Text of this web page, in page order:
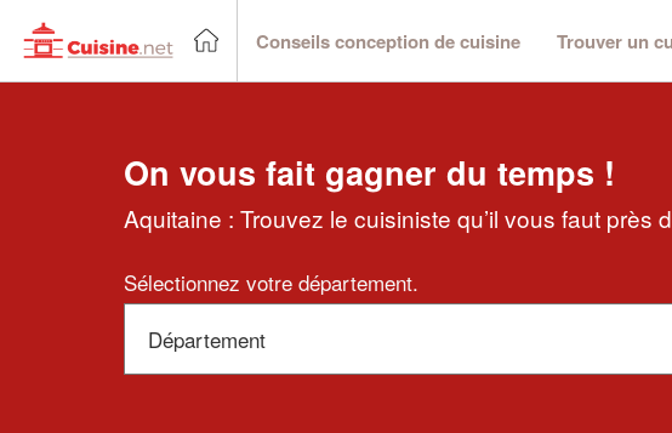
Conseils conception de cuisine Trouver un
On vous fait gagner du temps !
Aquitaine : Trouvez le cuisiniste qu’il vous faut près
Sélectionnez votre département.